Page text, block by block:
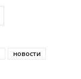
новости